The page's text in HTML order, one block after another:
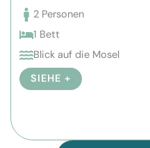
2 Personen
1 Bett
Blick auf die Mosel
SIEHE +